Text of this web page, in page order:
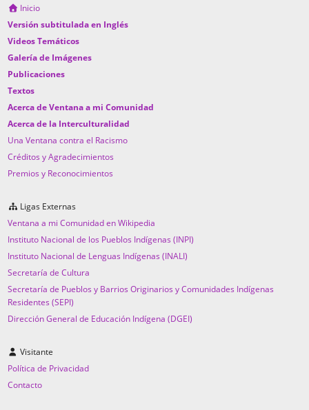
Inicio
Versión subtitulada en Inglés
Videos Temáticos
Galería de Imágenes
Publicaciones
Textos
Acerca de Ventana a mi Comunidad
Acerca de la Interculturalidad
Una Ventana contra el Racismo
Créditos y Agradecimientos
Premios y Reconocimientos
Ligas Externas
Ventana a mi Comunidad en Wikipedia
Instituto Nacional de los Pueblos Indígenas (INPI)
Instituto Nacional de Lenguas Indígenas (INALI)
Secretaría de Cultura
Secretaría de Pueblos y Barrios Originarios y Comunidades Indígenas
Residentes (SEPI)
Dirección General de Educación Indígena (DGEI)
Visitante
Política de Privacidad
Contacto